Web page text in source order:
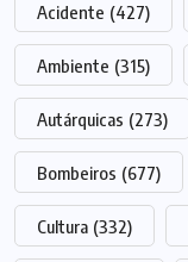
Acidente (427)
Ambiente (315)
Autárquicas (273)
Bombeiros (677)
Cultura (332)